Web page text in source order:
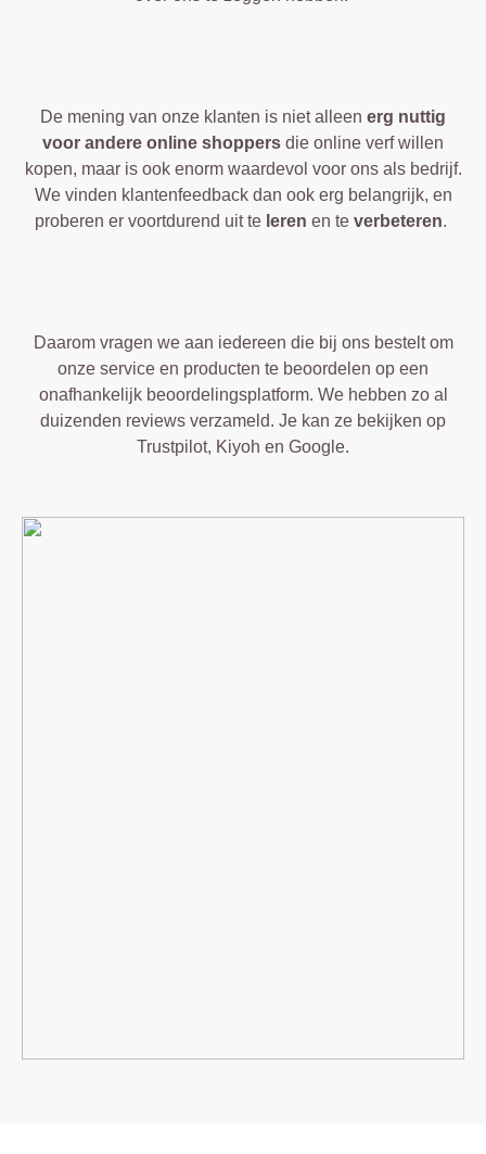
De mening van onze klanten is niet alleen erg nuttig
voor andere online shoppers die online verf willen
kopen, maar is ook enorm waardevol voor ons als bedrijf.
We vinden klantenfeedback dan ook erg belangrijk, en
proberen er voortdurend uit te leren en te verbeteren.
Daarom vragen we aan iedereen die bij ons bestelt om
onze service en producten te beoordelen op een
onafhankelijk beoordelingsplatform. We hebben zo al
duizenden reviews verzameld. Je kan ze bekijken op
Trustpilot, Kiyoh en Google.